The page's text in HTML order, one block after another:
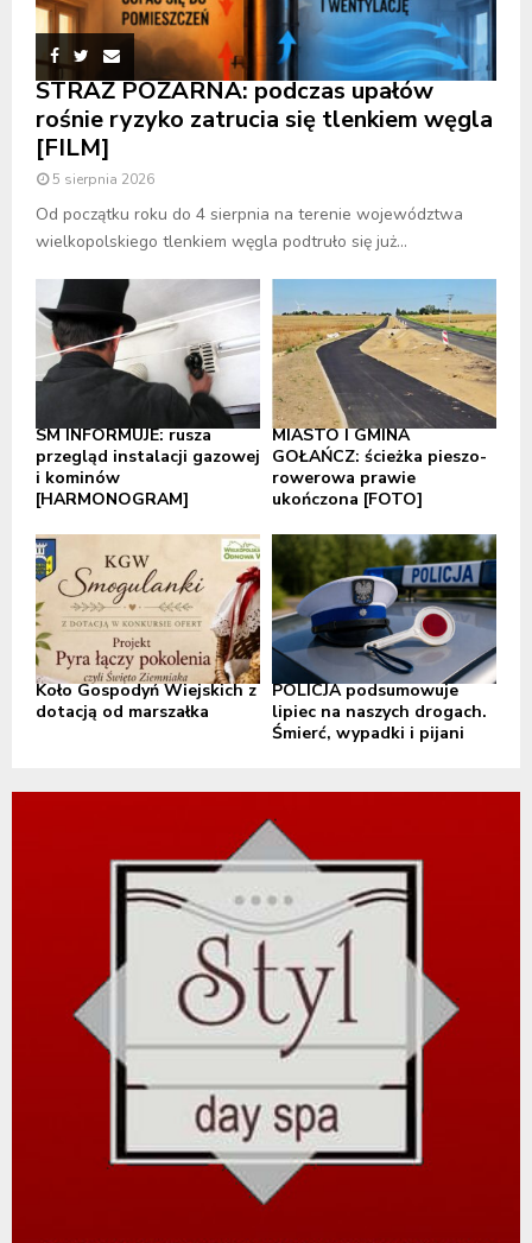
STRAŻ POŻARNA: podczas upałów
rośnie ryzyko zatrucia się tlenkiem węgla
[FILM]
5 sierpnia 2026
Od początku roku do 4 sierpnia na terenie województwa
wielkopolskiego tlenkiem węgla podtruło się już...
SM INFORMUJE: rusza
przegląd instalacji gazowej
i kominów
[HARMONOGRAM]
MIASTO I GMINA
GOŁAŃCZ: ścieżka pieszo-
rowerowa prawie
ukończona [FOTO]
Koło Gospodyń Wiejskich z
dotacją od marszałka
POLICJA podsumowuje
lipiec na naszych drogach.
Śmierć, wypadki i pijani